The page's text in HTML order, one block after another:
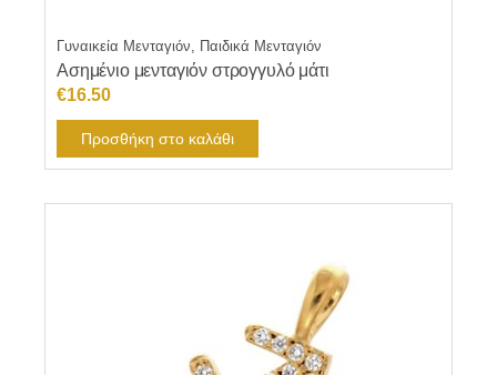
Γυναικεία Μενταγιόν, Παιδικά Μενταγιόν
Ασημένιο μενταγιόν στρογγυλό μάτι
€16.50
Προσθήκη στο καλάθι